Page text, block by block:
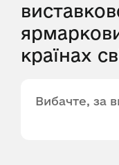
країнах
Вибачте, за